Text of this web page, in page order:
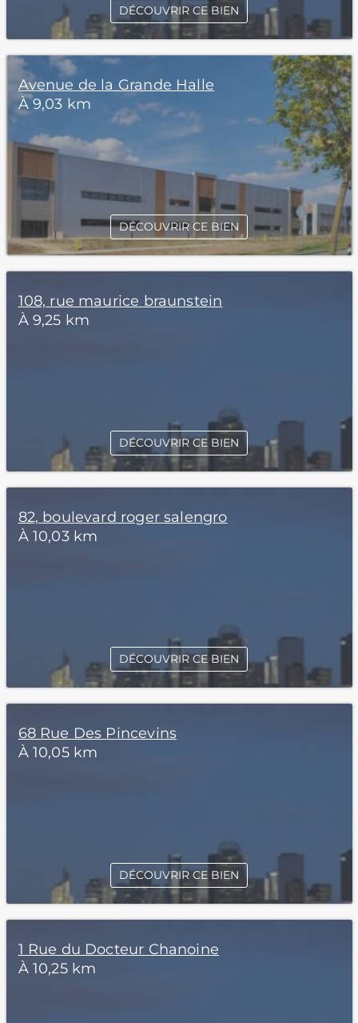
DÉCOUVRIR CE BIEN
Avenue de la Grande Halle
À 9,03 km
DÉCOUVRIR CE BIEN
108, rue maurice braunstein
À 9,25 km
DÉCOUVRIR CE BIEN
82, boulevard roger salengro
À 10,03 km
DÉCOUVRIR CE BIEN
68 Rue Des Pincevins
À 10,05 km
DÉCOUVRIR CE BIEN
1 Rue du Docteur Chanoine
À 10,25 km